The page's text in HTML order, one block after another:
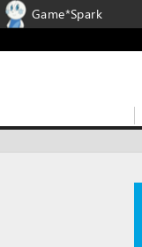
Game*Spark